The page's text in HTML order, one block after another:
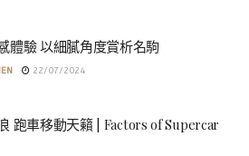
體驗 以細膩角度賞析名駒
22/07/2024
跑車移動天籟 | Factors of Supercar